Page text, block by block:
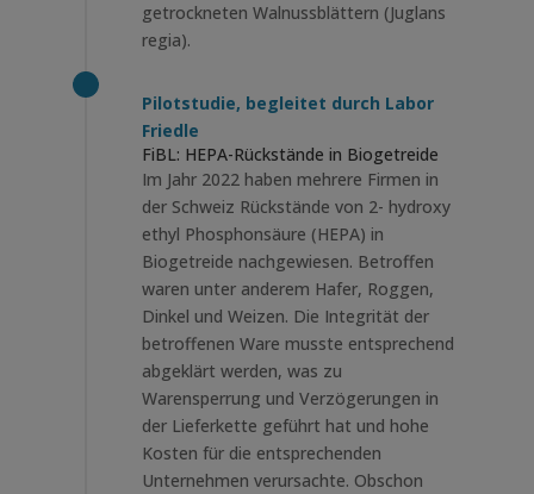
getrockneten Walnussblättern (Juglans
regia).
Pilotstudie, begleitet durch Labor
Friedle
FiBL: HEPA-Rückstände in Biogetreide
Im Jahr 2022 haben mehrere Firmen in
der Schweiz Rückstände von 2- hydroxy
ethyl Phosphonsäure (HEPA) in
Biogetreide nachgewiesen. Betroffen
waren unter anderem Hafer, Roggen,
Dinkel und Weizen. Die Integrität der
betroffenen Ware musste entsprechend
abgeklärt werden, was zu
Warensperrung und Verzögerungen in
der Lieferkette geführt hat und hohe
Kosten für die entsprechenden
Unternehmen verursachte. Obschon